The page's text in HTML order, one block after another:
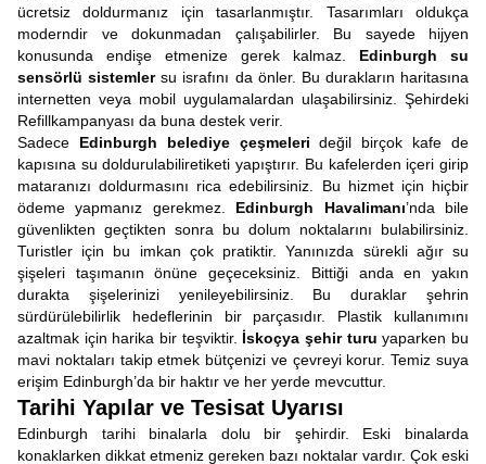
ücretsiz doldurmanız için tasarlanmıştır. Tasarımları oldukça
moderndir ve dokunmadan çalışabilirler. Bu sayede hijyen
konusunda endişe etmenize gerek kalmaz. Edinburgh su
sensörlü sistemlersu israfını da önler. Bu durakların haritasına
internetten veya mobil uygulamalardan ulaşabilirsiniz. Şehirdeki
Refillkampanyası da buna destek verir.
Sadece Edinburgh belediye çeşmeleri değil birçok kafe de
kapısına su doldurulabiliretiketi yapıştırır. Bu kafelerden içeri girip
mataranızı doldurmasını rica edebilirsiniz. Bu hizmet için hiçbir
ödeme yapmanız gerekmez. Edinburgh Havalimanı’nda bile
güvenlikten geçtikten sonra bu dolum noktalarını bulabilirsiniz.
Turistler için bu imkan çok pratiktir. Yanınızda sürekli ağır su
şişeleri taşımanın önüne geçeceksiniz. Bittiği anda en yakın
durakta şişelerinizi yenileyebilirsiniz. Bu duraklar şehrin
sürdürülebilirlik hedeflerinin bir parçasıdır. Plastik kullanımını
azaltmak için harika bir teşviktir. İskoçya şehir turuyaparken bu
mavi noktaları takip etmek bütçenizi ve çevreyi korur. Temiz suya
erişim Edinburgh’da bir haktır ve her yerde mevcuttur.
Tarihi Yapılar ve Tesisat Uyarısı
Edinburgh tarihi binalarla dolu bir şehirdir. Eski binalarda
konaklarken dikkat etmeniz gereken bazı noktalar vardır. Çok eski